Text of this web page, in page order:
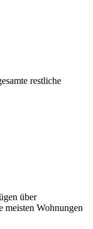
restliche
über
meisten Wohnungen